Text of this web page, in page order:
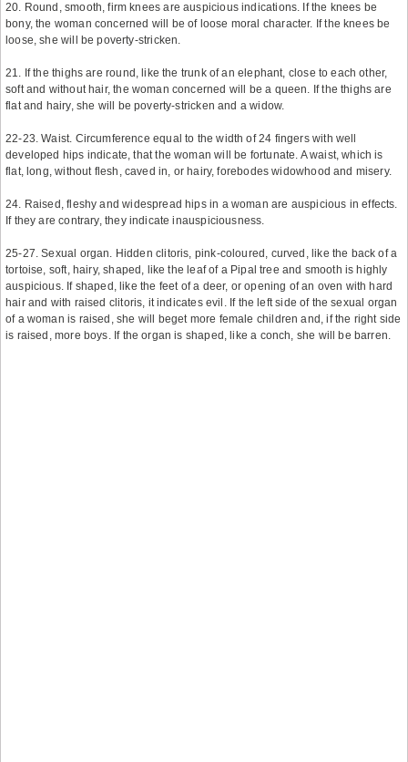
20. Round, smooth, firm knees are auspicious indications. If the knees be
bony, the woman concerned will be of loose moral character. If the knees be
loose, she will be poverty-stricken.
21. If the thighs are round, like the trunk of an elephant, close to each other,
soft and without hair, the woman concerned will be a queen. If the thighs are
flat and hairy, she will be poverty-stricken and a widow.
22-23. Waist. Circumference equal to the width of 24 fingers with well
developed hips indicate, that the woman will be fortunate. A waist, which is
flat, long, without flesh, caved in, or hairy, forebodes widowhood and misery.
24. Raised, fleshy and widespread hips in a woman are auspicious in effects.
If they are contrary, they indicate inauspiciousness.
25-27. Sexual organ. Hidden clitoris, pink-coloured, curved, like the back of a
tortoise, soft, hairy, shaped, like the leaf of a Pipal tree and smooth is highly
auspicious. If shaped, like the feet of a deer, or opening of an oven with hard
hair and with raised clitoris, it indicates evil. If the left side of the sexual organ
of a woman is raised, she will beget more female children and, if the right side
is raised, more boys. If the organ is shaped, like a conch, she will be barren.